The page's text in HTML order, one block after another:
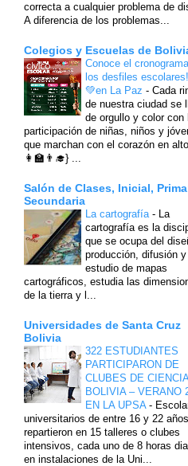
correcta a cualquier problema de
A diferencia de los problemas...
Colegios y Escuelas de
Conoce el
los desfiles
💚en La Paz - Cada
de nuestra ciudad se
de orgullo y color con
participación de niñas, niños y
que marchan con el corazón en
👩‍🏫👨‍🎓} ...
Salón de Clases, Inicial,
Secundaria
La cartografía -
La
cartografía es la
que se ocupa del
producción, difusión y
estudio de mapas
cartográficos, estudia las
de la tierra y l...
Universidades de Santa Cruz
Bolivia
322 ESTUDIANTES
PARTICIPARON DE
CLUBES DE CIENCIA
BOLIVIA – VERANO
EN LA UPSA -
universitarios de entre 16 y 22
repartieron en 15 talleres o clubes
intensivos, cada uno de 8 horas
en instalaciones de la Uni...